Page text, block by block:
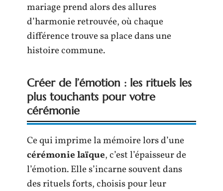
mariage prend alors des allures
d’harmonie retrouvée, où chaque
différence trouve sa place dans une
histoire commune.
Créer de l’émotion : les rituels les
plus touchants pour votre
cérémonie
Ce qui imprime la mémoire lors d’une
cérémonie laïque, c’est l’épaisseur de
l’émotion. Elle s’incarne souvent dans
des rituels forts, choisis pour leur